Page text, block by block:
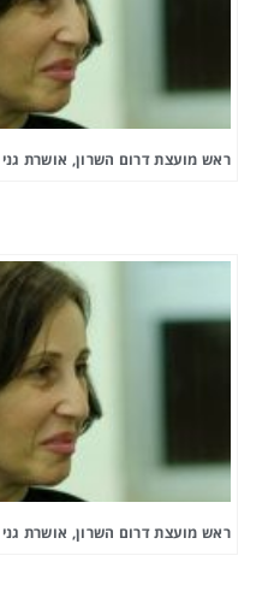
ראש מועצת דרום השרון, אושרת גני
ראש מועצת דרום השרון, אושרת גני